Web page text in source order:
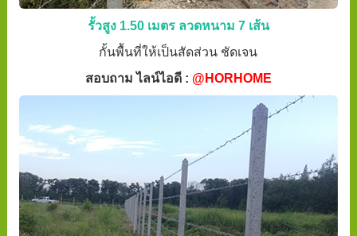
รั้วสูง 1.50 เมตร ลวดหนาม 7 เส้น
กั้นพื้นที่ให้เป็นสัดส่วน ชัดเจน
สอบถาม ไลน์ไอดี : @HORHOME